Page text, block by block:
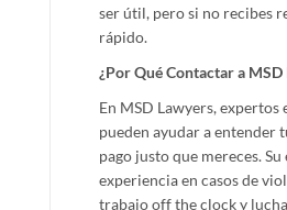
ser útil, pero si no recibes
rápido.
¿Por Qué Contactar a MSD
En MSD Lawyers,
pueden ayudar a entender
pago justo que mereces.
experiencia en casos de
trabajo off the clock y